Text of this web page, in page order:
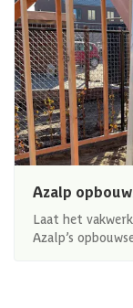
Azalp
Laat het
Azalp’s